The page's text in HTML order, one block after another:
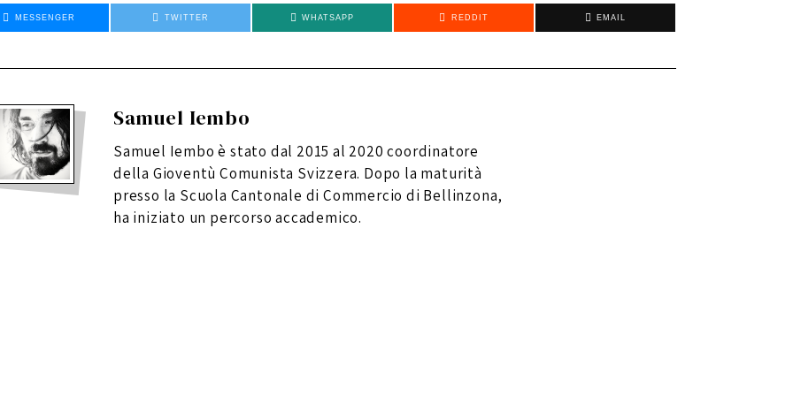
MESSENGER TWITTER WHATSAPP REDDIT EMAIL
Samuel Iembo
Samuel Iembo è stato dal 2015 al 2020 coordinatore
della Gioventù Comunista Svizzera. Dopo la maturità
presso la Scuola Cantonale di Commercio di Bellinzona,
ha iniziato un percorso accademico.